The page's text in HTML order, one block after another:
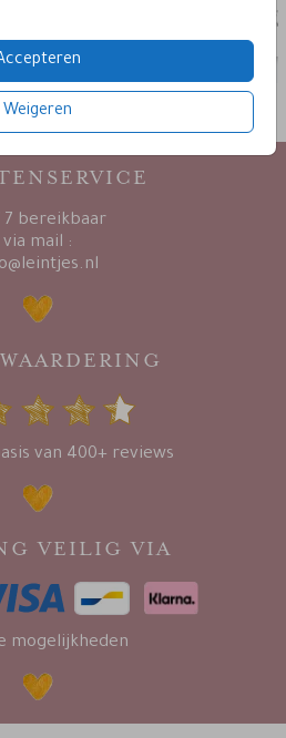
Weigeren
7 bereikbaar
via mail :
van 400+ reviews
VEILIG VIA
mogelijkheden